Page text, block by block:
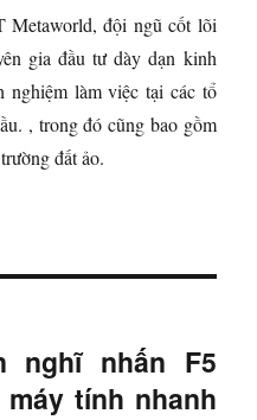
Metaworld, đội ngũ cốt lõi
gia đầu tư dày dạn kinh
nghiệm làm việc tại các tổ
, trong đó cũng bao gồm
đất ảo.
nghĩ nhấn F5
tính nhanh